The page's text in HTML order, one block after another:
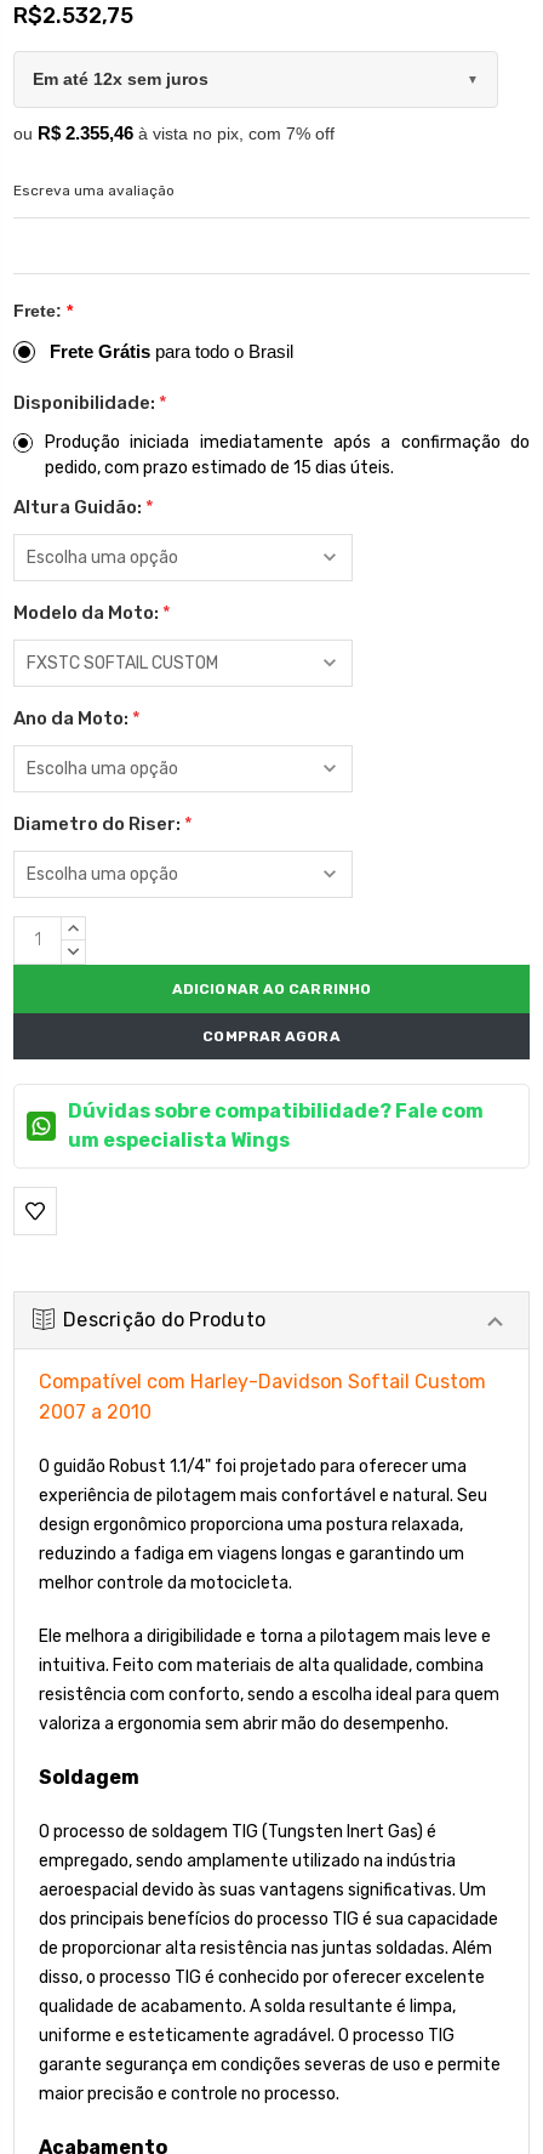
R$2.532,75
Em até 12x sem juros ▼
ou R$ 2.355,46 à vista no pix, com 7% off
Escreva uma avaliação
Frete: *
Frete Grátis para todo o Brasil
Disponibilidade: *
Produção iniciada imediatamente após a confirmação do
pedido, com prazo estimado de 15 dias úteis.
Altura Guidão: *
Modelo da Moto: *
Ano da Moto: *
Diametro do Riser: *
EstoqueQUANTIDADE
CRESCENTE:
QUANTIDADE
COMPRAR AGORA
Dúvidas sobre compatibilidade? Fale com
um especialista Wings
Descrição do Produto
Compatível com Harley-Davidson Softail Custom
2007 a 2010
O guidão Robust 1.1/4" foi projetado para oferecer uma
experiência de pilotagem mais confortável e natural. Seu
design ergonômico proporciona uma postura relaxada,
reduzindo a fadiga em viagens longas e garantindo um
melhor controle da motocicleta.
Ele melhora a dirigibilidade e torna a pilotagem mais leve e
intuitiva. Feito com materiais de alta qualidade, combina
resistência com conforto, sendo a escolha ideal para quem
valoriza a ergonomia sem abrir mão do desempenho.
Soldagem
O processo de soldagem TIG (Tungsten Inert Gas) é
empregado, sendo amplamente utilizado na indústria
aeroespacial devido às suas vantagens significativas. Um
dos principais benefícios do processo TIG é sua capacidade
de proporcionar alta resistência nas juntas soldadas. Além
disso, o processo TIG é conhecido por oferecer excelente
qualidade de acabamento. A solda resultante é limpa,
uniforme e esteticamente agradável. O processo TIG
garante segurança em condições severas de uso e permite
maior precisão e controle no processo.
Acabamento